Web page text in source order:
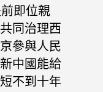
即位親
同治理西
參與人民
中國能給
不到十年